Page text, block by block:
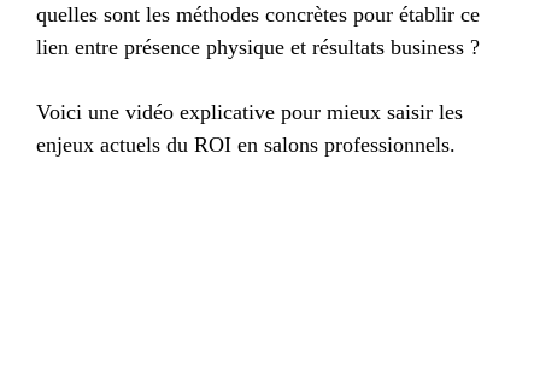
quelles sont les méthodes concrètes pour établir ce
lien entre présence physique et résultats business ?
Voici une vidéo explicative pour mieux saisir les
enjeux actuels du ROI en salons professionnels.